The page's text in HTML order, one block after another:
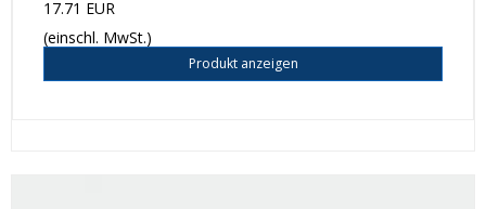
17.71 EUR
(einschl. MwSt.)
Produkt anzeigen